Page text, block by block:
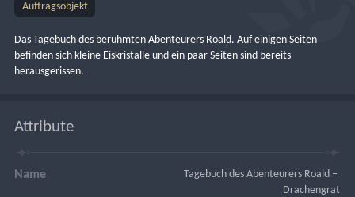
Auftragsobjekt
Das Tagebuch des berühmten Abenteurers Roald. Auf einigen Seiten
befinden sich kleine Eiskristalle und ein paar Seiten sind bereits
herausgerissen.
Attribute
Name
Tagebuch des Abenteurers Roald –
Drachengrat